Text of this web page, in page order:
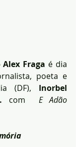
Alex Fraga é dia
poeta e
(DF), Inorbel
com E Adão